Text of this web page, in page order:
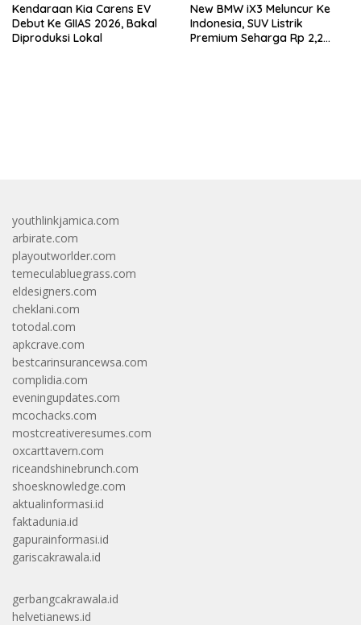
Kendaraan Kia Carens EV
Debut Ke GIIAS 2026, Bakal
Diproduksi Lokal
New BMW iX3 Meluncur Ke
Indonesia, SUV Listrik
Premium Seharga Rp 2,2
youthlinkjamica.com
arbirate.com
playoutworlder.com
temeculabluegrass.com
eldesigners.com
cheklani.com
totodal.com
apkcrave.com
bestcarinsurancewsa.com
complidia.com
eveningupdates.com
mcochacks.com
mostcreativeresumes.com
oxcarttavern.com
riceandshinebrunch.com
shoesknowledge.com
aktualinformasi.id
faktadunia.id
gapurainformasi.id
gariscakrawala.id
gerbangcakrawala.id
helvetianews.id